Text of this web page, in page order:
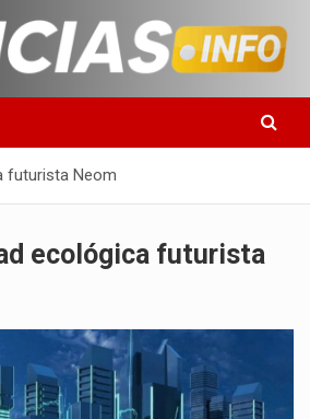
español
futurista Neom
ecológica futurista